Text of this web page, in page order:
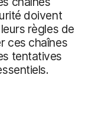
doivent
règles de
ces chaînes
tentatives